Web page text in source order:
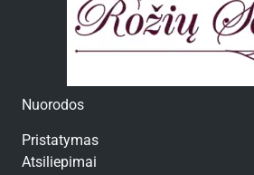
Nuorodos
Pristatymas
Atsiliepimai